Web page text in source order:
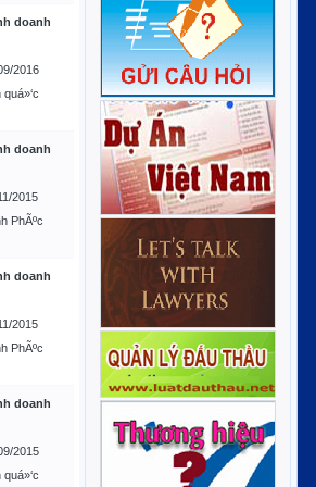
doanh
2016
doanh
2015
PhÃºc
doanh
2015
PhÃºc
doanh
2015